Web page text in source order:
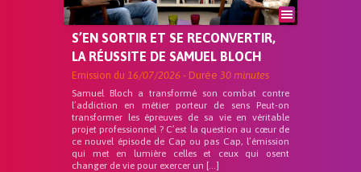
S’EN SORTIR ET SE RECONVERTIR,
LA RÉUSSITE DE SAMUEL BLOCH
Emission du 16/07/2026 - Durée 30 minutes
Samuel Bloch a transformé son combat contre
l’addiction en métier porteur de sens Peut-on
transformer les épreuves de sa vie en véritable
projet professionnel ? C’est la question au cœur de
ce nouvel épisode de Cap ou pas Cap, l’émission
qui met en lumière celles et ceux qui osent
changer de vie pour exercer un […]